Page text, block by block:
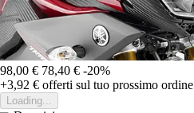
98,00 € 78,40 € -20%
+3,92 € offerti sul tuo prossimo ordine
Loading...